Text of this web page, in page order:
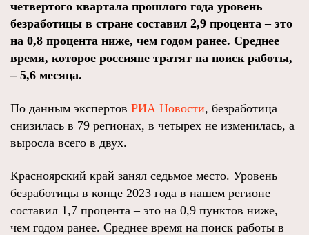
четвертого квартала прошлого года уровень
безработицы в стране составил 2,9 процента – это
на 0,8 процента ниже, чем годом ранее. Среднее
время, которое россияне тратят на поиск работы,
– 5,6 месяца.
По данным экспертов РИА Новости, безработица
снизилась в 79 регионах, в четырех не изменилась, а
выросла всего в двух.
Красноярский край занял седьмое место. Уровень
безработицы в конце 2023 года в нашем регионе
составил 1,7 процента – это на 0,9 пунктов ниже,
чем годом ранее. Среднее время на поиск работы в